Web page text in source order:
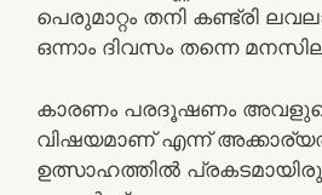
പെരുമാറ്റം തനി കണ്ട്രി
ഒന്നാം ദിവസം തന്നെ
കാരണം പരദൂഷണം
വിഷയമാണ്‌ എന്ന്
ഉത്സാഹത്തില്‍